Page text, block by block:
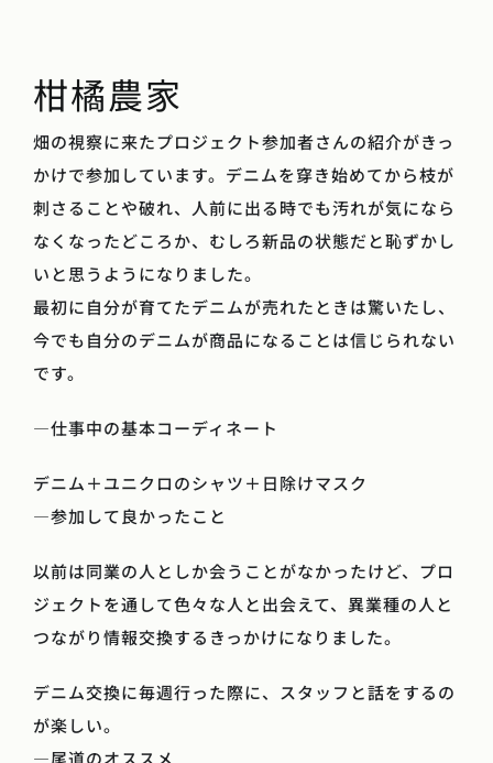
柑橘農家
畑の視察に来たプロジェクト参加者さんの紹介がきっ
かけで参加しています。デニムを穿き始めてから枝が
刺さることや破れ、人前に出る時でも汚れが気になら
なくなったどころか、むしろ新品の状態だと恥ずかし
いと思うようになりました。
最初に自分が育てたデニムが売れたときは驚いたし、
今でも自分のデニムが商品になることは信じられない
です。
―仕事中の基本コーディネート
デニム＋ユニクロのシャツ＋日除けマスク
―参加して良かったこと
以前は同業の人としか会うことがなかったけど、プロ
ジェクトを通して色々な人と出会えて、異業種の人と
つながり情報交換するきっかけになりました。
デニム交換に毎週行った際に、スタッフと話をするの
が楽しい。
―尾道のオススメ